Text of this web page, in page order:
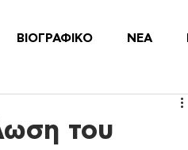
ΒΙΟΓΡΑΦΙΚΟ ΝΕΑ
του